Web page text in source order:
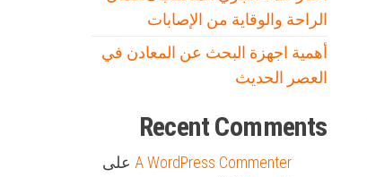
الراحة والوقاية من الإصابات
أهمية اجهزة البحث عن المعادن في
العصر الحديث
Recent Comments
A WordPress Commenter على